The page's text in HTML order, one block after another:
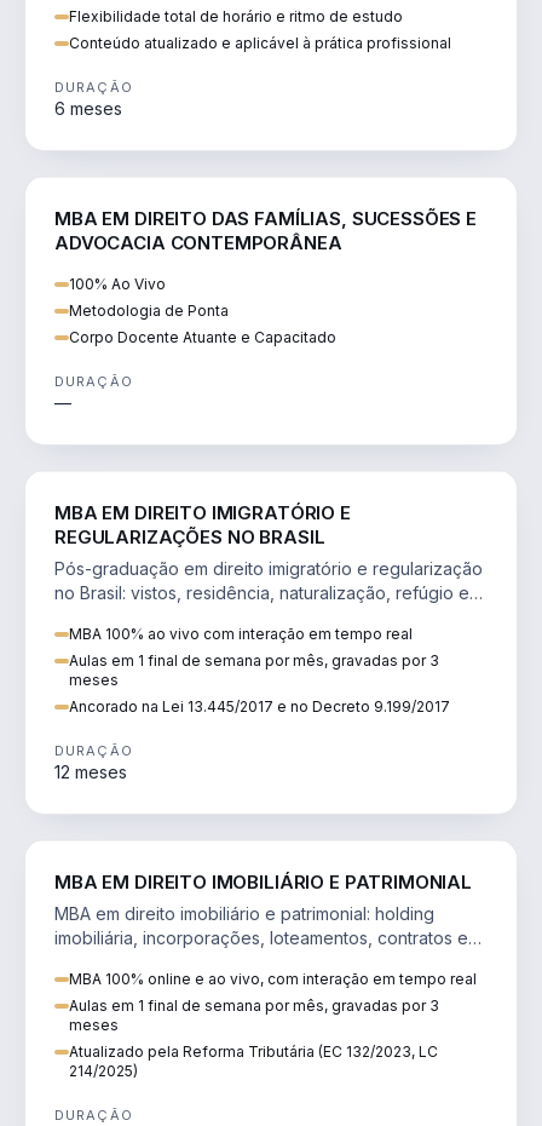
Flexibilidade total de horário e ritmo de estudo
Conteúdo atualizado e aplicável à prática profissional
DURAÇÃO
6 meses
MBA EM DIREITO DAS FAMÍLIAS, SUCESSÕES E
ADVOCACIA CONTEMPORÂNEA
100% Ao Vivo
Metodologia de Ponta
Corpo Docente Atuante e Capacitado
DURAÇÃO
—
MBA EM DIREITO IMIGRATÓRIO E
REGULARIZAÇÕES NO BRASIL
Pós-graduação em direito imigratório e regularização
no Brasil: vistos, residência, naturalização, refúgio e
MBA 100% ao vivo com interação em tempo real
Aulas em 1 final de semana por mês, gravadas por 3
meses
Ancorado na Lei 13.445/2017 e no Decreto 9.199/2017
DURAÇÃO
12 meses
MBA EM DIREITO IMOBILIÁRIO E PATRIMONIAL
MBA em direito imobiliário e patrimonial: holding
imobiliária, incorporações, loteamentos, contratos e
MBA 100% online e ao vivo, com interação em tempo real
Aulas em 1 final de semana por mês, gravadas por 3
meses
Atualizado pela Reforma Tributária (EC 132/2023, LC
214/2025)
DURAÇÃO